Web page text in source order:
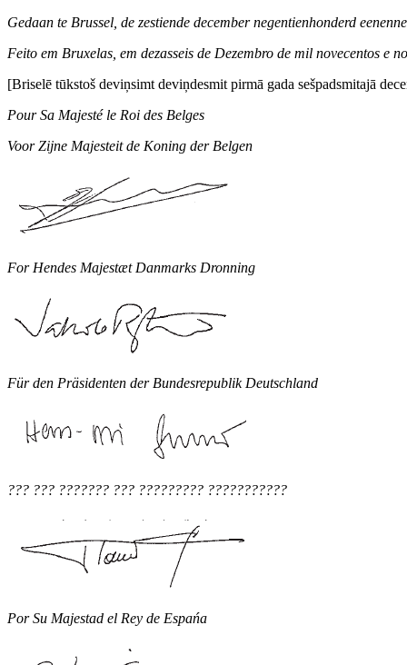
Gedaan te Brussel, de zestiende december negentienhonderd
Feito em Bruxelas, em dezasseis de Dezembro de mil novecentos e
[Briselē tūkstoš deviņsimt deviņdesmit pirmā gada sešpadsmitajā
Pour Sa Majesté le Roi des Belges
Voor Zijne Majesteit de Koning der Belgen
For Hendes Majestæt Danmarks Dronning
Für den Präsidenten der Bundesrepublik Deutschland
??? ??? ??????? ??? ????????? ???????????
Por Su Majestad el Rey de Espańa